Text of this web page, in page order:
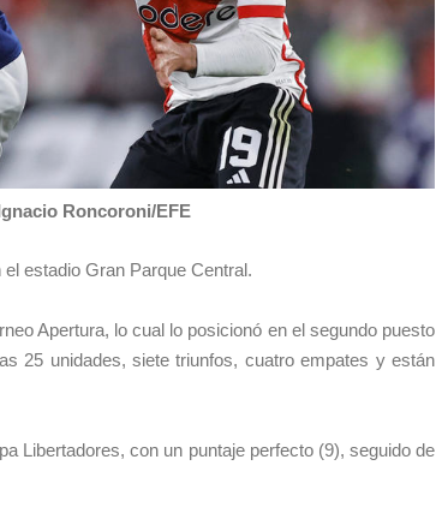
Roncoroni/EFE
estadio Gran Parque Central.
Apertura, lo cual lo posicionó en el segundo puesto
25 unidades, siete triunfos, cuatro empates y están
Libertadores, con un puntaje perfecto (9), seguido de